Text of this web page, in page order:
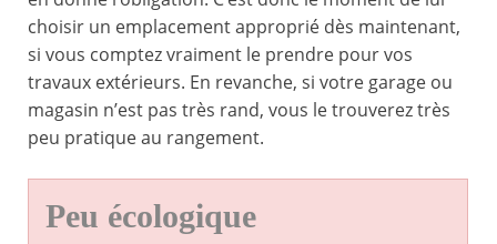
choisir un emplacement approprié dès maintenant,
si vous comptez vraiment le prendre pour vos
travaux extérieurs. En revanche, si votre garage ou
magasin n’est pas très rand, vous le trouverez très
peu pratique au rangement.
Peu écologique